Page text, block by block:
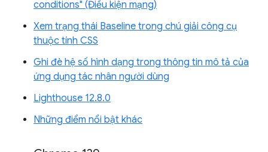
conditions" (Điều kiện mạng)
Xem trạng thái Baseline trong chú giải công cụ
thuộc tính CSS
Ghi đè hệ số hình dạng trong thông tin mô tả của
ứng dụng tác nhân người dùng
Lighthouse 12.8.0
Những điểm nổi bật khác